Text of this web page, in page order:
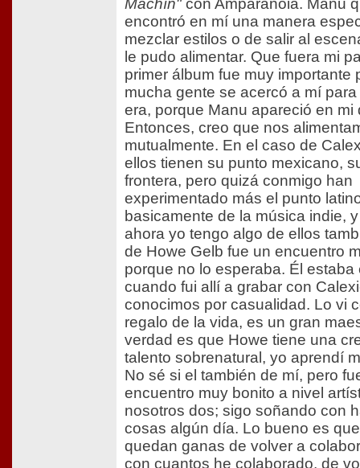
encontró en mí una manera
mezclar estilos o de salir al
le pudo alimentar. Que fuera mi
primer álbum fue muy importante
mucha gente se acercó a mí
era, porque Manu apareció en mi
Entonces, creo que nos
mutualmente. En el caso de
ellos tienen su punto mexicano,
frontera, pero quizá conmigo han
experimentado más el punto
basicamente de la música indie,
ahora yo tengo algo de ellos
de Howe Gelb fue un encuentro
porque no lo esperaba. Él estaba
cuando fui allí a grabar con
conocimos por casualidad. Lo vi
regalo de la vida, es un gran
verdad es que Howe tiene una
talento sobrenatural, yo aprendí
No sé si el también de mí, pero
encuentro muy bonito a nivel
nosotros dos; sigo soñando con
cosas algún día. Lo bueno es
quedan ganas de volver a
con cuantos he colaborado, de